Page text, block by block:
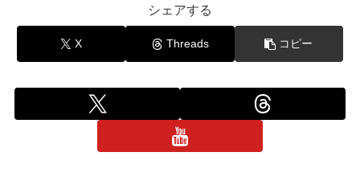
シェアする
X Threads コピー